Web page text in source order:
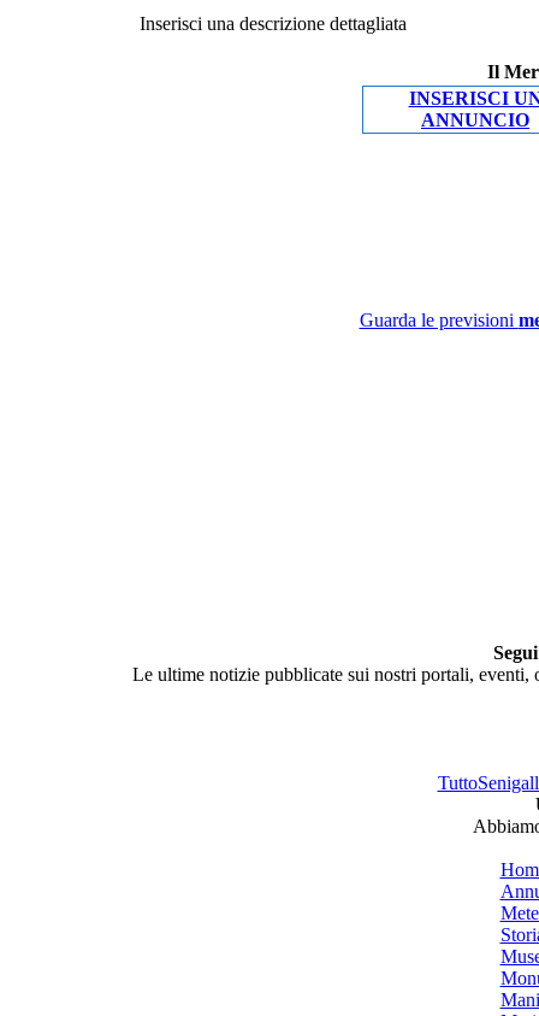
Inserisci una descrizione dettagliata
Il
INSERISCI
ANNUNCIO
Guarda le previsioni
Le ultime notizie pubblicate sui nostri portali,